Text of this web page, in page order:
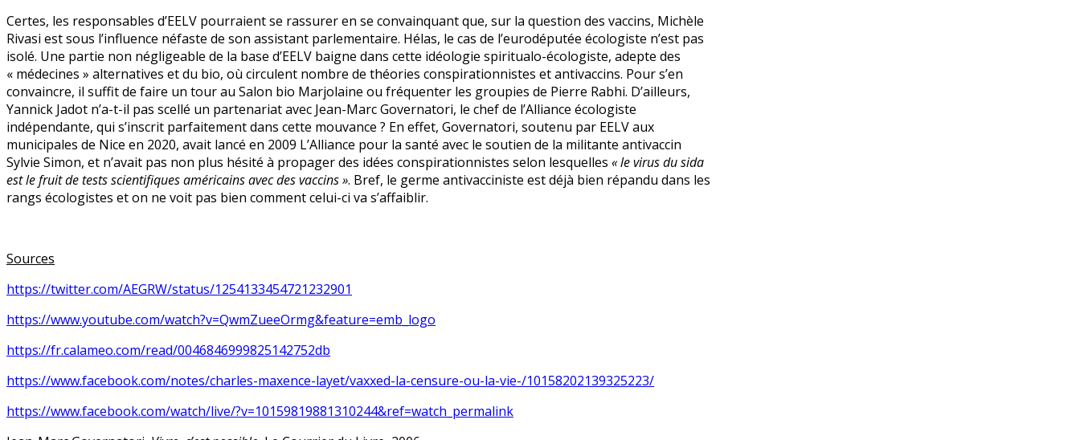
Certes, les responsables d’EELV pourraient se rassurer en se convainquant que, sur la question des vaccins, Michèle
Rivasi est sous l’influence néfaste de son assistant parlementaire. Hélas, le cas de l’eurodéputée écologiste n’est pas
isolé. Une partie non négligeable de la base d’EELV baigne dans cette idéologie spiritualo-écologiste, adepte des
« médecines » alternatives et du bio, où circulent nombre de théories conspirationnistes et antivaccins. Pour s’en
convaincre, il suffit de faire un tour au Salon bio Marjolaine ou fréquenter les groupies de Pierre Rabhi. D’ailleurs,
Yannick Jadot n’a-t-il pas scellé un partenariat avec Jean-Marc Governatori, le chef de l’Alliance écologiste
indépendante, qui s’inscrit parfaitement dans cette mouvance ? En effet, Governatori, soutenu par EELV aux
municipales de Nice en 2020, avait lancé en 2009 L’Alliance pour la santé avec le soutien de la militante antivaccin
Sylvie Simon, et n’avait pas non plus hésité à propager des idées conspirationnistes selon lesquelles « le virus du sida
est le fruit de tests scientifiques américains avec des vaccins ». Bref, le germe antivacciniste est déjà bien répandu dans les
rangs écologistes et on ne voit pas bien comment celui-ci va s’affaiblir.
Sources
https://twitter.com/AEGRW/status/1254133454721232901
https://www.youtube.com/watch?v=QwmZueeOrmg&feature=emb_logo
https://fr.calameo.com/read/0046846999825142752db
https://www.facebook.com/notes/charles-maxence-layet/vaxxed-la-censure-ou-la-vie-/10158202139325223/
https://www.facebook.com/watch/live/?v=10159819881310244&ref=watch_permalink